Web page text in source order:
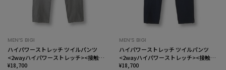
MEN’S BIGI
ハイパワーストレッチ ツイルパンツ
<2wayハイパワーストレッチ><接触冷
感>
¥18,700
MEN’S BIGI
ハイパワーストレッチ ツイルパンツ
<2wayハイパワーストレッチ><接触冷
感>
¥18,700